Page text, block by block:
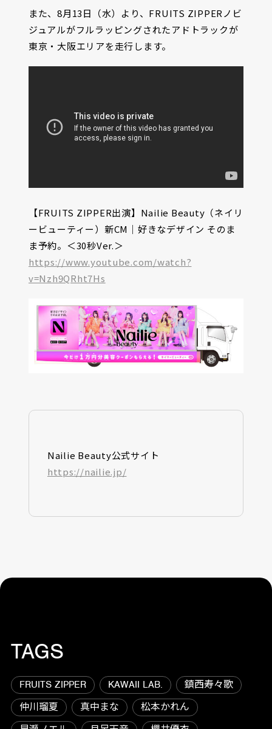
また、8月13日（水）より、FRUITS ZIPPERノビ
ジュアルがフルラッピングされたアドトラックが
東京・大阪エリアを走行します。
【FRUITS ZIPPER出演】Nailie Beauty（ネイリ
ービューティー）新CM｜好きなデザイン そのま
ま予約。＜30秒Ver.＞
https://www.youtube.com/watch?
v=Nzh9QRht7Hs
Nailie Beauty公式サイト
https://nailie.jp/
TAGS
FRUITS ZIPPER KAWAII LAB.
鎮西寿々歌
仲川瑠夏
真中まな
松本かれん